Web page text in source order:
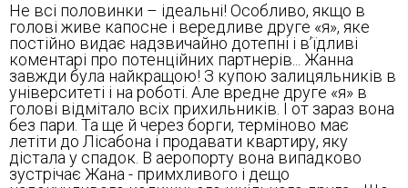
Не всі половинки – ідеальні! Особливо, якщо в
голові живе капосне і вередливе друге «я», яке
постійно видає надзвичайно дотепні і в’їдливі
коментарі про потенційних партнерів... Жанна
завжди була найкращою! З купою залицяльників в
університеті і на роботі. Але вредне друге «я» в
голові відмітало всіх прихильників. І от зараз вона
без пари. Та ще й через борги, терміново має
летіти до Лісабона і продавати квартиру, яку
дістала у спадок. В аеропорту вона випадково
зустрічає Жана - примхливого і дещо